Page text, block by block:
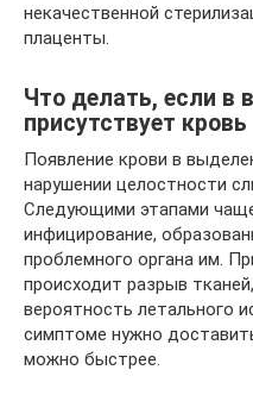
некачественной
плаценты.
Что делать, если в
присутствует кровь
Появление крови в
нарушении целостности
Следующими этапами
инфицирование,
проблемного органа им.
происходит разрыв
вероятность летального
симптоме нужно
можно быстрее.